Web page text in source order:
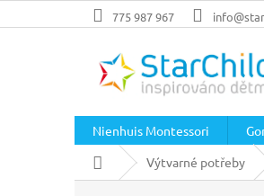
na
775 987 967
Nienhuis Montessori
Domů Výtvarné potřeby